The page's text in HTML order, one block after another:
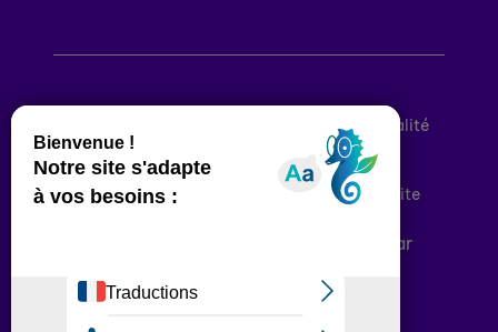
Politique de confidentialité
Conditions générales d’utilisation
Déclaration d’accessibilité
Plan du site
Plateforme développée en France par